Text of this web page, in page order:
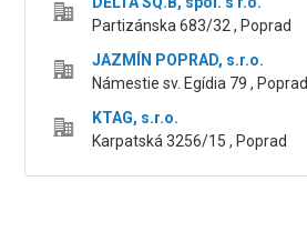
Partizánska 683/32 , Poprad
JAZMÍN POPRAD, s.r.o.
Námestie sv. Egídia 79 , Poprad
KTAG, s.r.o.
Karpatská 3256/15 , Poprad